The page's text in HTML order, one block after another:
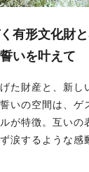
有形文化財
いを叶えて
た財産と、新し
いの空間は、ゲ
が特徴。互いの
涙するような感